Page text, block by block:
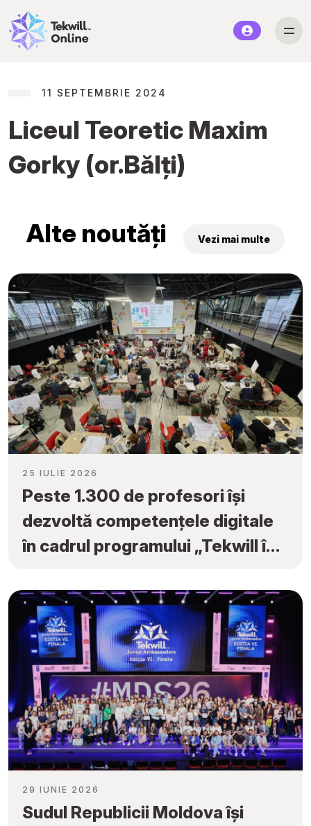
11 SEPTEMBRIE 2024
Liceul Teoretic Maxim
Gorky (or.Bălți)
Alte noutăți Vezi mai multe
25 IULIE 2026
Peste 1.300 de profesori își
dezvoltă competențele digitale
în cadrul programului „Tekwill în
29 IUNIE 2026
Sudul Republicii Moldova își